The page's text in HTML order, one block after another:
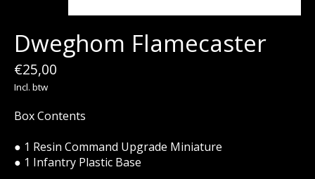
Dweghom Flamecaster
€25,00
Incl. btw
Box Contents
● 1 Resin Command Upgrade Miniature
● 1 Infantry Plastic Base